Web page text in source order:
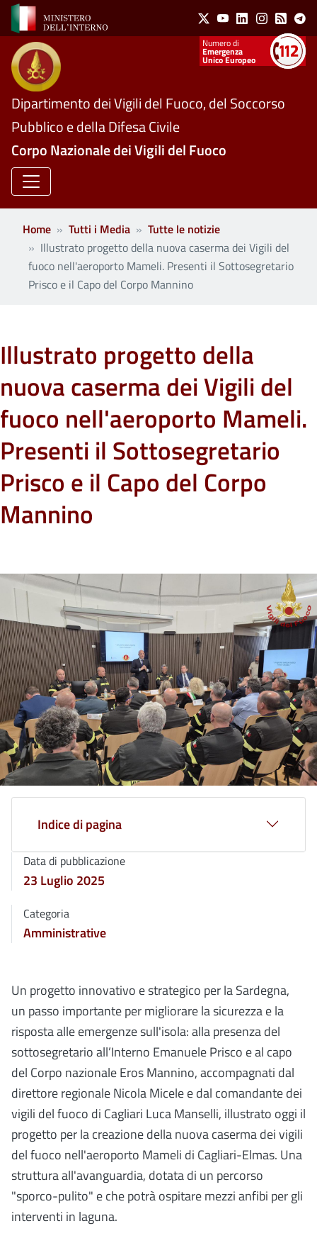
Salta al contenuto principale Social Menu
X YoutubeLinkedinInstagram
Feed
Numeri utili
Emergenza
Unico Europeo
Dipartimento dei Vigili del Fuoco, del Soccorso
Pubblico e della Difesa Civile
Corpo Nazionale dei Vigili del Fuoco
Home Tutti i Media
Tutte le notizie
Illustrato progetto della nuova caserma dei Vigili del
fuoco nell'aeroporto Mameli. Presenti il Sottosegretario
Prisco e il Capo del Corpo Mannino
Illustrato progetto della
nuova caserma dei Vigili del
fuoco nell'aeroporto Mameli.
Presenti il Sottosegretario
Prisco e il Capo del Corpo
Mannino
Data di pubblicazione
23 Luglio 2025
Categoria
Amministrative
Un progetto innovativo e strategico per la Sardegna,
un passo importante per migliorare la sicurezza e la
risposta alle emergenze sull'isola: alla presenza del
sottosegretario all’Interno Emanuele Prisco e al capo
del Corpo nazionale Eros Mannino, accompagnati dal
direttore regionale Nicola Micele e dal comandante dei
vigili del fuoco di Cagliari Luca Manselli, illustrato oggi il
progetto per la creazione della nuova caserma dei vigili
del fuoco nell'aeroporto Mameli di Cagliari-Elmas. Una
struttura all'avanguardia, dotata di un percorso
"sporco-pulito" e che potrà ospitare mezzi anfibi per gli
interventi in laguna.
Indice di pagina